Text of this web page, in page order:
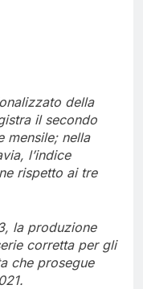
della
il secondo
mensile; nella
l’indice
rispetto ai tre
la produzione
corretta per gli
che prosegue